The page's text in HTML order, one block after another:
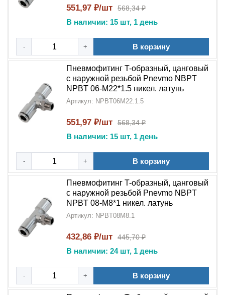
551,97 ₽/шт 568,34 ₽
В наличии: 15 шт, 1 день
- + В корзину
Пневмофитинг T-образный, цанговый
с наружной резьбой Pnevmo NBPT
NPBT 06-M22*1.5 никел. латунь
Артикул: NPBT06M22.1.5
551,97 ₽/шт 568,34 ₽
В наличии: 15 шт, 1 день
- + В корзину
Пневмофитинг T-образный, цанговый
с наружной резьбой Pnevmo NBPT
NPBT 08-M8*1 никел. латунь
Артикул: NPBT08M8.1
432,86 ₽/шт 445,70 ₽
В наличии: 24 шт, 1 день
- + В корзину